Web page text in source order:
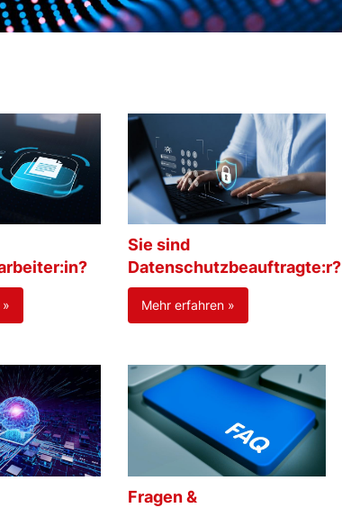
Sie sind
Datenschutzbeauftragte:r?
Mehr erfahren »
Fragen &